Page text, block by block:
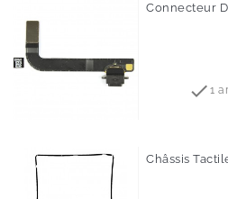
Connecteur
1
Châssis